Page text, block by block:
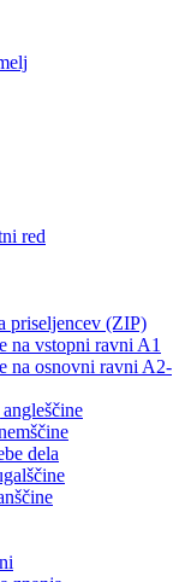
red
priseljencev (ZIP)
na vstopni ravni A1
na osnovni ravni A2-
dela